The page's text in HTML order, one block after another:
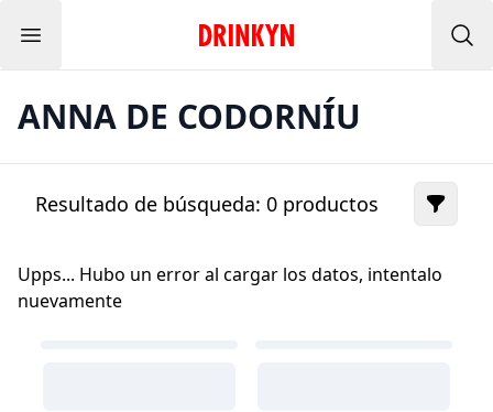
Menu Inicio Drinkyn
ANNA DE CODORNÍU
Resultado de búsqueda: 0 productos
Upps... Hubo un error al cargar los datos, intentalo
nuevamente